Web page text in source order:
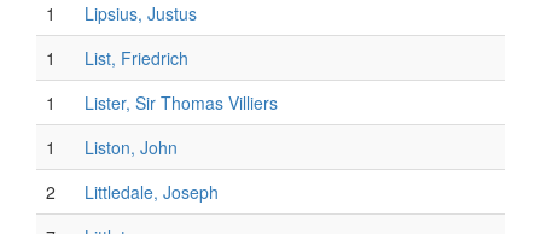
1
Lipsius, Justus
1
List, Friedrich
1
Lister, Sir Thomas Villiers
1
Liston, John
2
Littledale, Joseph